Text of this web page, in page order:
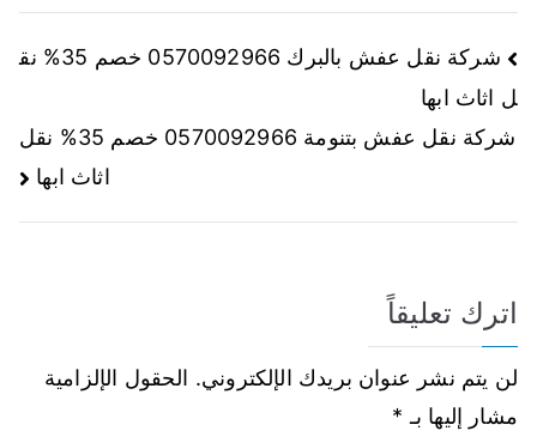
شركة نقل عفش بالبرك 0570092966 خصم 35% نق
ل اثاث ابها
شركة نقل عفش بتنومة 0570092966 خصم 35% نقل
اثاث ابها
اترك تعليقاً
لن يتم نشر عنوان بريدك الإلكتروني. الحقول الإلزامية
مشار إليها بـ *